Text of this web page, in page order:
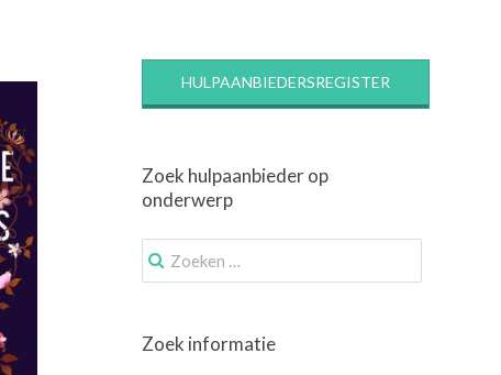
HULPAANBIEDERSREGISTER
Zoek hulpaanbieder op
onderwerp
Zoek
naar:
Zoek informatie